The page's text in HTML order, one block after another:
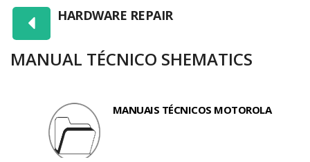
HARDWARE REPAIR
MANUAL TÉCNICO SHEMATICS
MANUAIS TÉCNICOS MOTOROLA